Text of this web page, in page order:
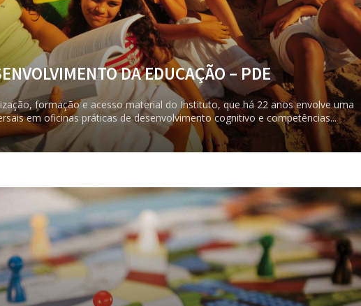
DA EDUCAÇÃO – PDE
formação e acesso material do Instituto, que há 22 anos envolve uma
em oficinas práticas de desenvolvimento cognitivo e competências...